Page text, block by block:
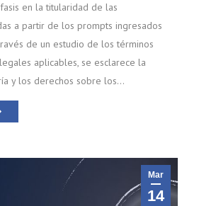
en la titularidad de las
a partir de los prompts ingresados
de un estudio de los términos
aplicables, se esclarece la
y los derechos sobre los…
Mar
14